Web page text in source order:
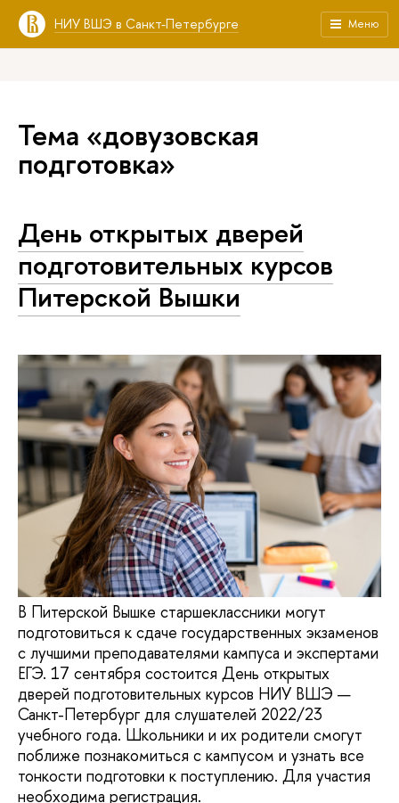
НИУ ВШЭ в Санкт-Петербурге Меню
Тема «довузовская
подготовка»
День открытых дверей
подготовительных курсов
Питерской Вышки
В Питерской Вышке старшеклассники могут
подготовиться к сдаче государственных экзаменов
с лучшими преподавателями кампуса и экспертами
ЕГЭ. 17 сентября состоится День открытых
дверей подготовительных курсов НИУ ВШЭ —
Санкт-Петербург для слушателей 2022/23
учебного года. Школьники и их родители смогут
поближе познакомиться с кампусом и узнать все
тонкости подготовки к поступлению. Для участия
необходима регистрация.